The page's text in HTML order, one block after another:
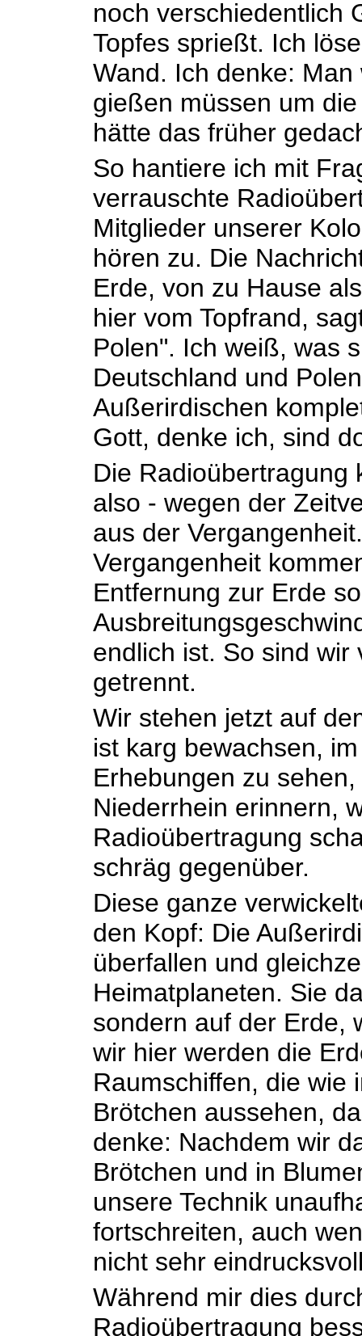
noch verschiedentlich
Topfes sprießt. Ich
Wand. Ich denke:
gießen müssen um
hätte das früher
So hantiere ich mit
verrauschte
Mitglieder unserer
hören zu. Die
Erde, von zu Hause
hier vom Topfrand,
Polen". Ich weiß, was
Deutschland und
Außerirdischen
Gott, denke ich, sind
Die Radioübertragung
also - wegen der
aus der
Vergangenheit
Entfernung zur Erde
endlich ist. So sind
getrennt.
Wir stehen jetzt auf
ist karg bewachsen,
Erhebungen zu
Niederrhein erinnern,
Radioübertragung
schräg gegenüber.
Diese ganze
den Kopf: Die
überfallen und
Heimatplaneten. Sie
sondern auf der Erde,
wir hier werden die
Raumschiffen, die wie
Brötchen aussehen,
denke: Nachdem wir
Brötchen und in
unsere Technik
fortschreiten, auch
nicht sehr
Während mir dies
Radioübertragung